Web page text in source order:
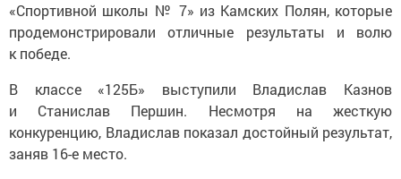
«Спортивной школы № 7» из Камских Полян, которые
продемонстрировали отличные результаты и волю
к победе.
В классе «125Б» выступили Владислав Казнов
и Станислав Першин. Несмотря на жесткую
конкуренцию, Владислав показал достойный результат,
заняв 16-е место.